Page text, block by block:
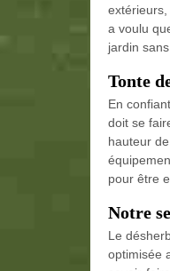
a voulu
jardin
Tonte
En
doit se
hauteur
pour être
Notre
Le
optimisée